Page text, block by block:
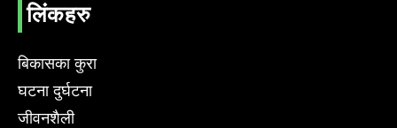
लिंकहरु
बिकासका कुरा
घटना दुर्घटना
जीवनशैली